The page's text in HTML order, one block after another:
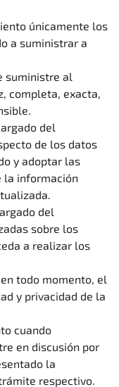
únicamente los
a suministrar a
suministre al
completa, exacta,
del
de los datos
y adoptar las
la información
del
sobre los
a realizar los
todo momento, el
y privacidad de la
cuando
en discusión por
la
respectivo.